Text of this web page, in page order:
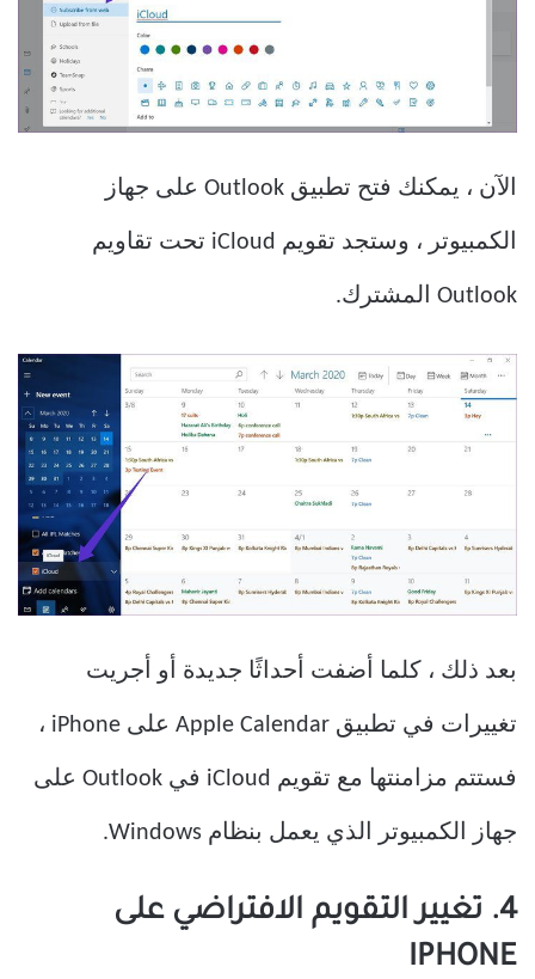
الآن ، يمكنك فتح تطبيق Outlook على جهاز
الكمبيوتر ، وستجد تقويم iCloud تحت تقاويم
Outlook المشترك.
بعد ذلك ، كلما أضفت أحداثًا جديدة أو أجريت
تغييرات في تطبيق Apple Calendar على iPhone ،
فستتم مزامنتها مع تقويم iCloud في Outlook على
جهاز الكمبيوتر الذي يعمل بنظام Windows.
4. تغيير التقويم الافتراضي على
IPHONE